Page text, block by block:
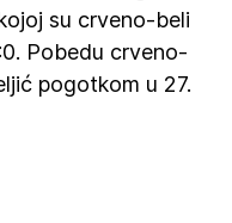
su crveno-beli
Pobedu crveno-
pogotkom u 27.